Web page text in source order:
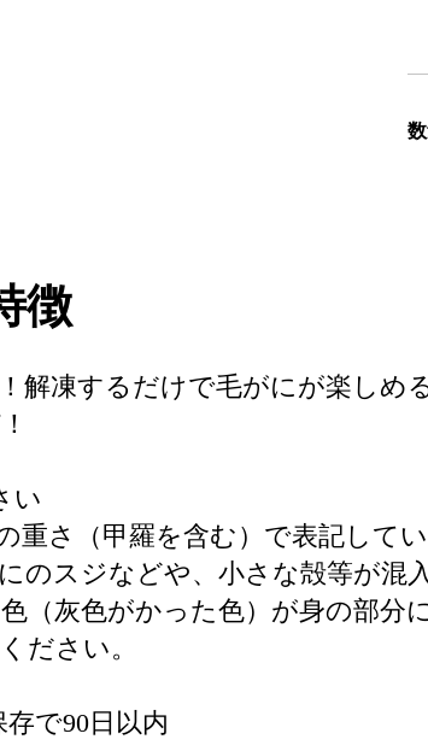
徴
解凍するだけで毛がにが楽しめ
い
重さ（甲羅を含む）で表記してい
のスジなどや、小さな殻等が混
（灰色がかった色）が身の部
ださい。
で90日以内